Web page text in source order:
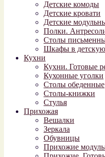
Детские комоды
Детские кровати
Детские
Полки.
Столы
Шкафы в детскую
Кухни
Кухни. Готовые
Кухонные уголки
Столы обеденные
Столы-книжки
Стулья
Прихожая
Вешалки
Зеркала
Обувницы
Прихожие